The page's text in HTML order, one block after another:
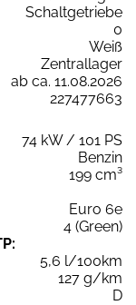
Schaltgetriebe
0
Weiß
Zentrallager
ab ca. 11.08.2026
227477663
74 kW / 101 PS
Benzin
199 cm³
Euro 6e
4 (Green)
5,6 l/100km
127 g/km
D